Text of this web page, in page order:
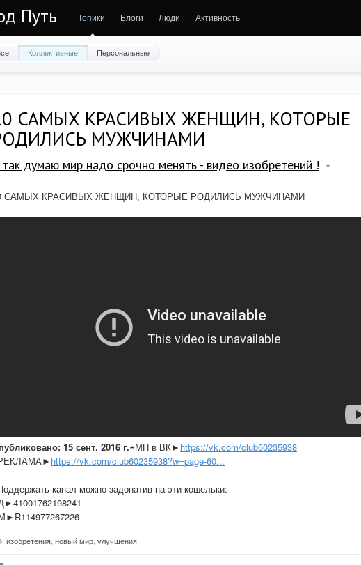
Путь Топики Блоги Люди Активность
Коллективные Персональные
САМЫХ КРАСИВЫХ ЖЕНЩИН, КОТОРЫЕ
МУЖЧИНАМИ
думаю мир надо срочно менять - видео изобретений !
САМЫХ КРАСИВЫХ ЖЕНЩИН, КОТОРЫЕ РОДИЛИСЬ МУЖЧИНАМИ
15 сент. 2016 г.◓МН в ВК► https://vk.com/club60235938
https://vk.com/club60235938?w=page-60...
канал можно задонатив на эти кошельки:
изобретения новый мир улучшения